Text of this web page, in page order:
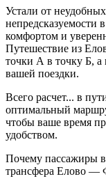
Устали от
непредсказуемости
комфортом и
Путешествие из
точки А в точку Б,
вашей поездки.
Всего расчет... в
оптимальный
чтобы ваше время
удобством.
Почему пассажиры
трансфера Елово —